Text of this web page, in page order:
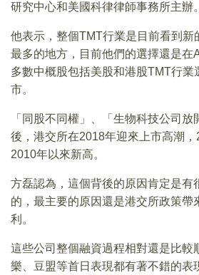
研究中心和美國科律律師事務所主辦。
他表示，整個TMT行業是目前看到新
最多的地方，目前他們的選擇還是在
多數中概股包括美股和港股TMT行業
市。
「同股不同權」、「生物科技公司
後，港交所在2018年迎來上市高潮，
2010年以來新高。
方磊認為，這個背後的原因肯定是有
的，最主要的原因還是港交所政策帶
利。
這些公司整個融資過程相對還是比較
樂、豆盟等首日表現都有著不錯的表